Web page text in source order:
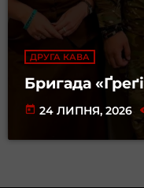
ДРУГА КАВА
Бригада
today 24 ЛИПНЯ, 2026